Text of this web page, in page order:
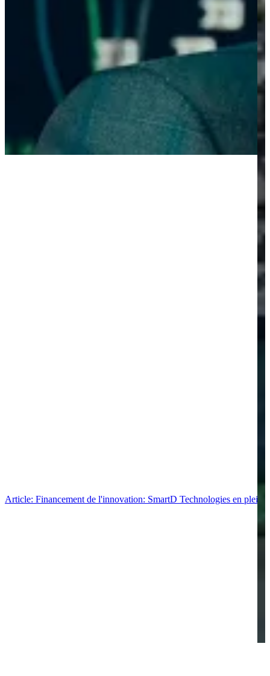
Article: Financement de l'innovation: SmartD Technologies en pleine